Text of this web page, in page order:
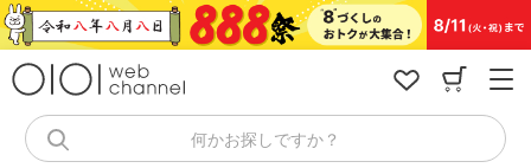
コ
ン
何かお探しですか？